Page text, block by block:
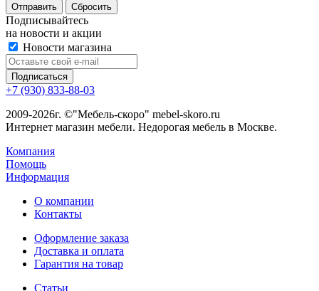
Сбросить
Подписывайтесь
на новости и акции
Новости магазина
+7 (930) 833-88-03
2009-2026г. ©"Мебель-скоро" mebel-skoro.ru
Интернет магазин мебели. Недорогая мебель в Москве.
Компания
Помощь
Информация
О компании
Контакты
Оформление заказа
Доставка и оплата
Гарантия на товар
Статьи